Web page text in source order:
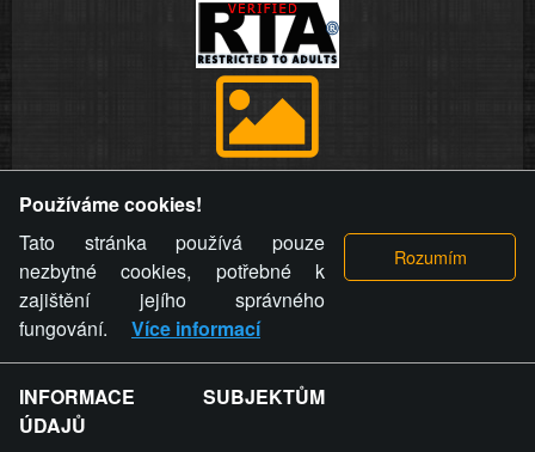
videa a komentáře. Osoba, které se toto opatření provozovatele
stránky týče, ani osoba, která umístila fotografii nebo video na
stránku, nemůže z důvodu odstranění fotografie, videa nebo
komentáře pro výše uvedenou okolnost uplatnit vůči
provozovateli stránky žádný nárok na náhradu škody nebo
nemajetkové újmy.
ZVRÁCENÝ.CZ - Svět není zvrácenej. To jen
Používáme cookies!
Tato stránka používá pouze
nezbytné cookies, potřebné k
zajištění jejího správného
fungování.
Více informací
INFORMACE SUBJEKTŮM
ÚDAJŮ